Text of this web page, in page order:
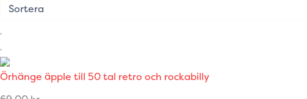
Örhänge äpple till 50 tal retro och rockabilly